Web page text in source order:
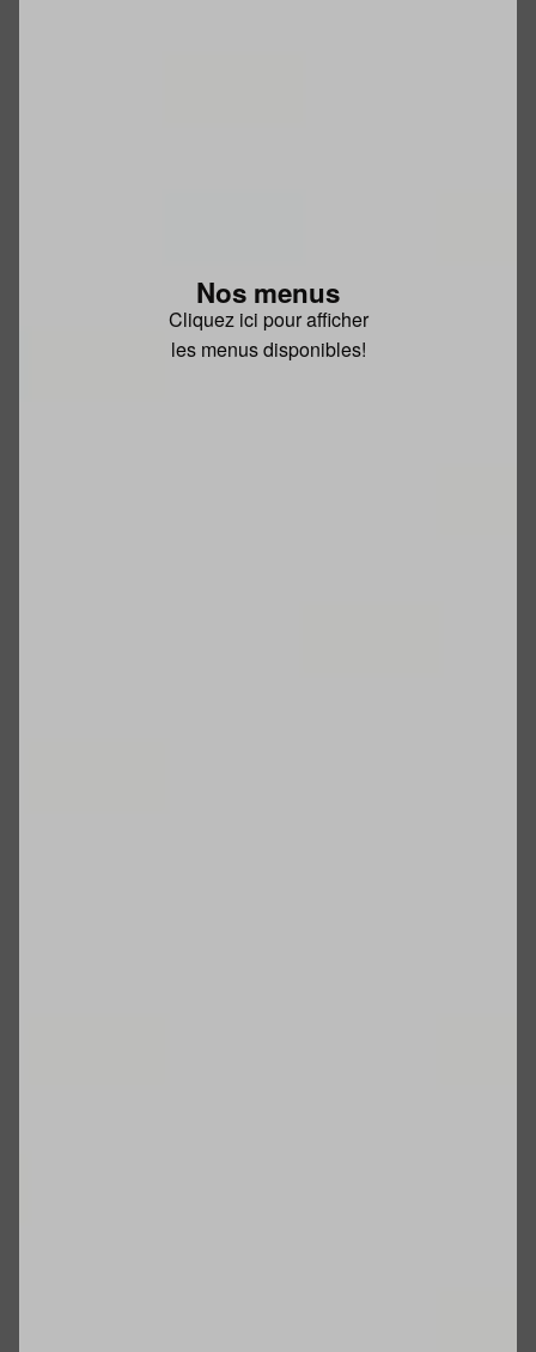
Nos menus
Cliquez ici pour afficher
les menus disponibles!